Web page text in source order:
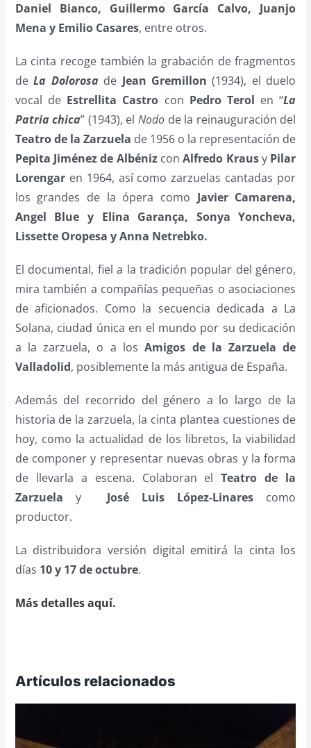
Daniel Bianco, Guillermo García Calvo, Juanjo
Mena y Emilio Casares, entre otros.
La cinta recoge también la grabación de fragmentos
deLa Dolorosade Jean Gremillon (1934), el duelo
vocal de Estrellita Castro con Pedro Terol en “La
Patria chica” (1943), elNodo de la reinauguración del
Teatro de la Zarzuela de 1956 o la representación de
Pepita Jiménez de AlbénizconAlfredo Krausy Pilar
Lorengaren 1964, así como zarzuelas cantadas por
los grandes de la ópera como Javier Camarena,
Angel Blue y Elina Garanҫa, Sonya Yoncheva,
Lissette Oropesa y Anna Netrebko.
El documental, fiel a la tradición popular del género,
mira también a compañías pequeñas o asociaciones
de aficionados. Como la secuencia dedicada a La
Solana, ciudad única en el mundo por su dedicación
a la zarzuela, o a losAmigos de la Zarzuela de
Valladolid, posiblemente la más antigua de España.
Además del recorrido del género a lo largo de la
historia de la zarzuela, la cinta plantea cuestiones de
hoy, como la actualidad de los libretos, la viabilidad
de componer y representar nuevas obras y la forma
de llevarla a escena. Colaboran elTeatro de la
Zarzuela y José Luis López-Linares como
productor.
La distribuidora versión digital emitirá la cinta los
días 10 y 17 de octubre.
Más detalles aquí.
Artículos relacionados